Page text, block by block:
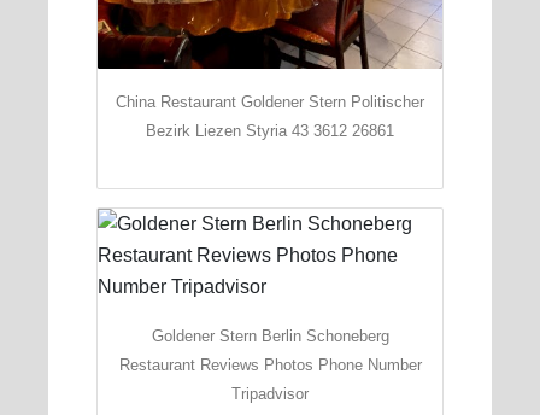
China Restaurant Goldener Stern Politischer
Bezirk Liezen Styria 43 3612 26861
Goldener Stern Berlin Schoneberg
Restaurant Reviews Photos Phone Number
Tripadvisor